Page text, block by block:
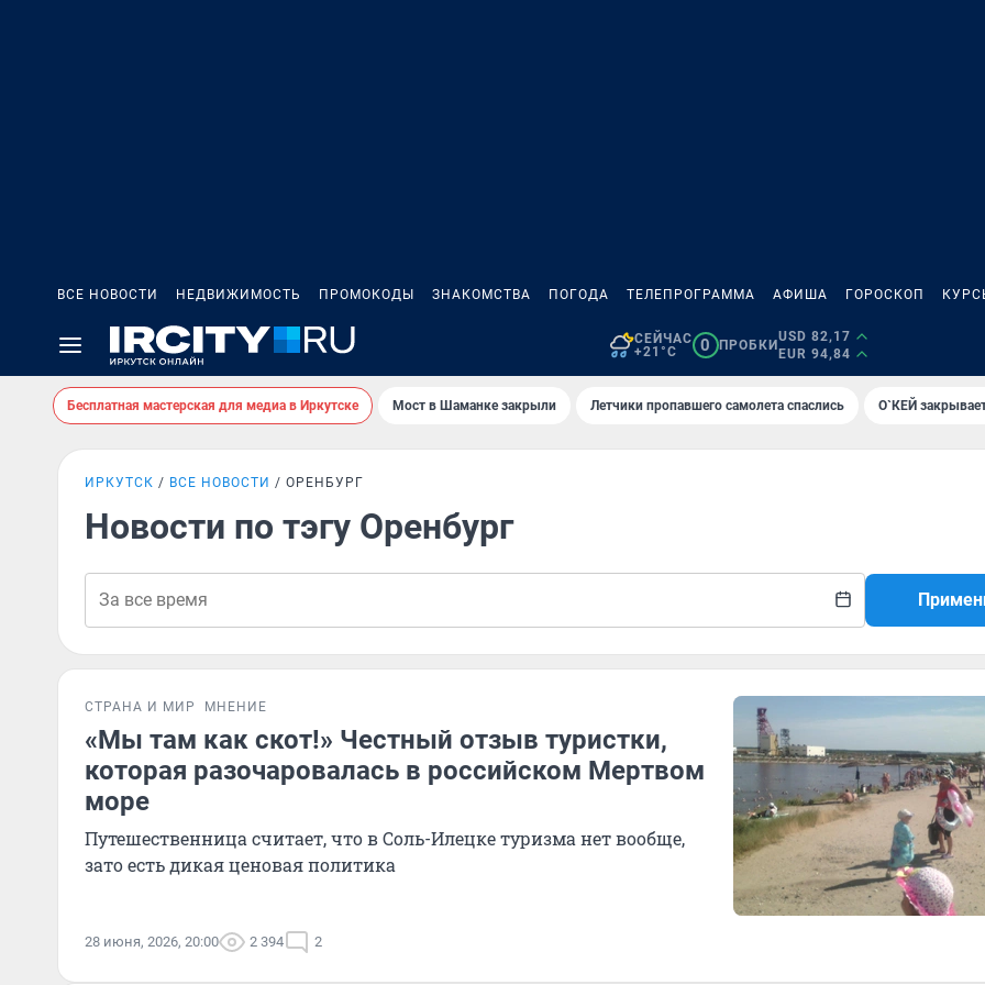
ВСЕ НОВОСТИ НЕДВИЖИМОСТЬ ПРОМОКОДЫ ЗНАКОМСТВА ПОГОДА ТЕЛЕПРОГРАММА АФИША ГОРОСКОП
СЕЙЧАС
+21°C
0 ПРОБКИ
USD 82,17
EUR 94,84
Бесплатная мастерская для медиа в Иркутске Мост в Шаманке закрыли Летчики пропавшего самолета спаслись О`КЕЙ
ИРКУТСК ВСЕ НОВОСТИ ОРЕНБУРГ
Новости по тэгу Оренбург
СТРАНА И МИР МНЕНИЕ
«Мы там как скот!» Честный отзыв туристки,
которая разочаровалась в российском Мертвом
море
Путешественница считает, что в Соль-Илецке туризма нет вообще,
зато есть дикая ценовая политика
28 июня, 2026, 20:00 2 394 2